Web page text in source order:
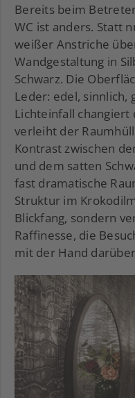
Bereits beim
WC ist anders. Statt
weißer Anstriche
Wandgestaltung in
Schwarz. Die
Leder: edel, sinnlich,
Lichteinfall changiert
verleiht der
Kontrast zwischen
und dem satten
fast dramatische
Struktur im
Blickfang, sondern
Raffinesse, die
mit der Hand